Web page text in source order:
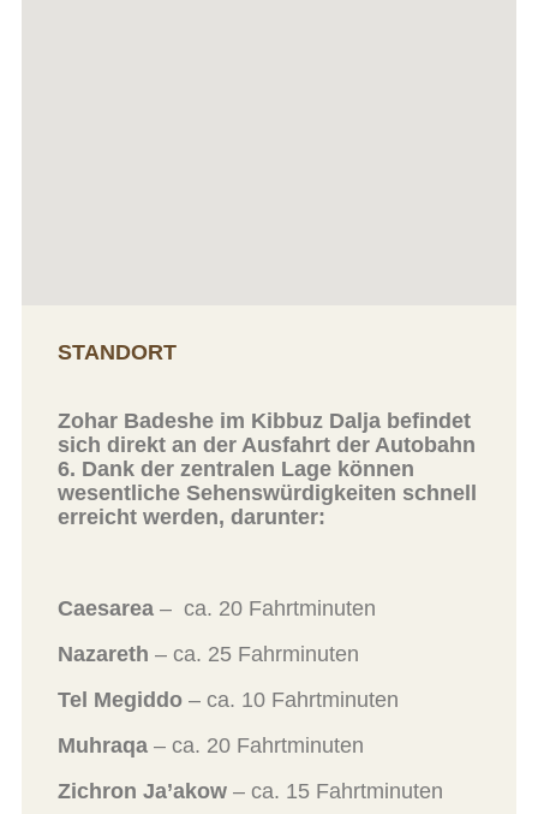
STANDORT
Zohar Badeshe im Kibbuz Dalja befindet
sich direkt an der Ausfahrt der Autobahn
6. Dank der zentralen Lage können
wesentliche Sehenswürdigkeiten schnell
erreicht werden, darunter:
Caesarea – ca. 20 Fahrtminuten
Nazareth – ca. 25 Fahrminuten
Tel Megiddo – ca. 10 Fahrtminuten
Muhraqa – ca. 20 Fahrtminuten
Zichron Ja’akow – ca. 15 Fahrtminuten